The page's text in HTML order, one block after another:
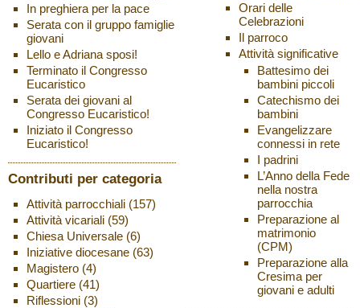
In preghiera per la pace
Serata con il gruppo famiglie
giovani
Lello e Adriana sposi!
Terminato il Congresso
Eucaristico
Serata dei giovani al
Congresso Eucaristico!
Iniziato il Congresso
Eucaristico!
Contributi per categoria
Attività parrocchiali(157)
Attività vicariali(59)
Chiesa Universale(6)
Iniziative diocesane(63)
Magistero(4)
Quartiere(41)
Riflessioni(3)
Orari delle
Celebrazioni
Il parroco
Attività significative
Battesimo dei
bambini piccoli
Catechismo dei
bambini
Evangelizzare
connessi in rete
I padrini
L’Anno della Fede
nella nostra
parrocchia
Preparazione al
matrimonio
(CPM)
Preparazione alla
Cresima per
giovani e adulti